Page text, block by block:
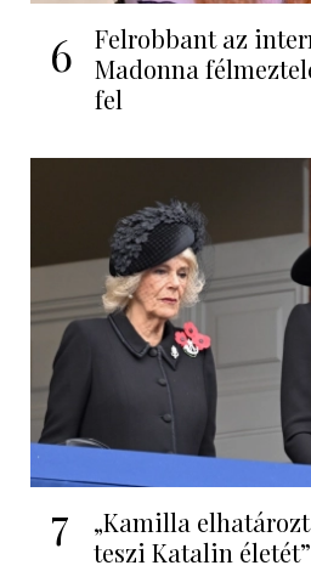
6
Felrobbant az
Madonna
fel
7
„Kamilla
teszi Katalin